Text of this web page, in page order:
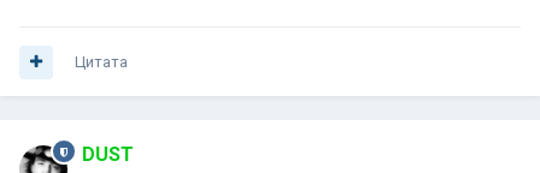
Цитата
DUST